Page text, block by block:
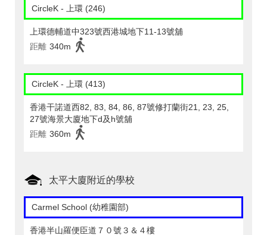
CircleK - 上環 (246)
上環德輔道中323號西港城地下11-13號舖
距離 340m
CircleK - 上環 (413)
香港干諾道西82, 83, 84, 86, 87號修打蘭街21, 23, 25,
27號海景大廈地下d及h號舖
距離 360m
太平大廈附近的學校
Carmel School (幼稚園部)
香港半山羅便臣道７０號３＆４樓